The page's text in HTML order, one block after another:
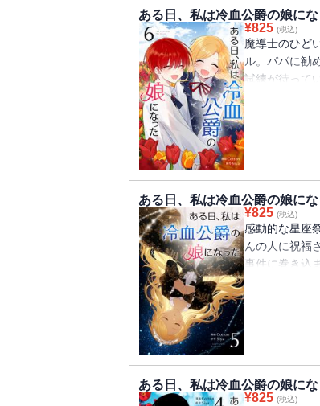
ある日、私は冷血公爵の娘に
¥825 (税込)
魔導士のひど
ル。パパに勧
試練が待って
ドキドキほの
ある日、私は冷血公爵の娘に
¥825 (税込)
感動的な星座
んの人に祝福
事件に巻き込
ある日、私は冷血公爵の娘に
¥825 (税込)